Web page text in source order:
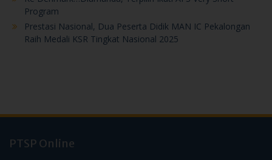
Program
Prestasi Nasional, Dua Peserta Didik MAN IC Pekalongan
Raih Medali KSR Tingkat Nasional 2025
PTSP Online